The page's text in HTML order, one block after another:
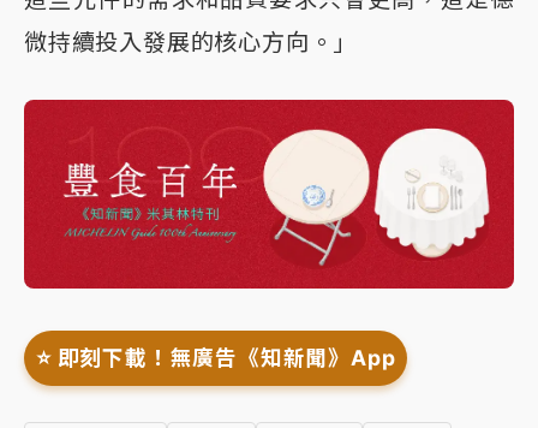
微持續投入發展的核心方向。」
⭐️ 即刻下載！無廣告《知新聞》App